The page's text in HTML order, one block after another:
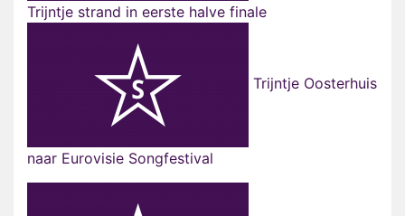
Trijntje strand in eerste halve finale
Trijntje Oosterhuis
naar Eurovisie Songfestival